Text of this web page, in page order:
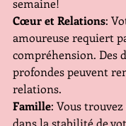
Cœur et Relations:
amoureuse requiert
compréhension. Des
profondes peuvent
relations.
Famille: Vous
dans la stabilité de